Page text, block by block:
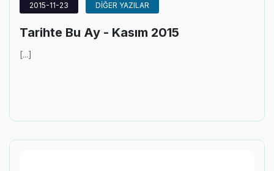
2015-11-23 DİĞER YAZILAR
Tarihte Bu Ay - Kasım 2015
[...]